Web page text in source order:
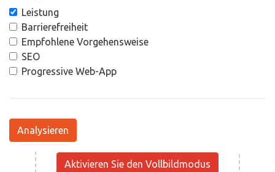
Leistung
Barrierefreiheit
Empfohlene Vorgehensweise
SEO
Progressive Web-App
Analysieren
Aktivieren Sie den Vollbildmodus